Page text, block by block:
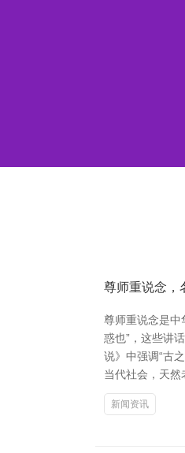
尊师重说念，
尊师重说念是中
惑也”，这些讲
说》中强调“古
当代社会，天然
新闻资讯